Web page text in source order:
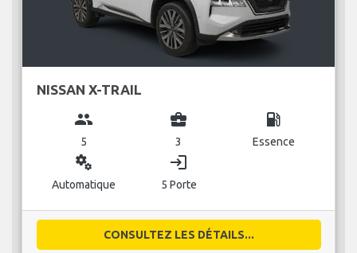
NISSAN X-TRAIL
group
5
business_center
3
local_gas_station
Essence
miscellaneous_services
Automatique
login
5 Porte
CONSULTEZ LES DÉTAILS...